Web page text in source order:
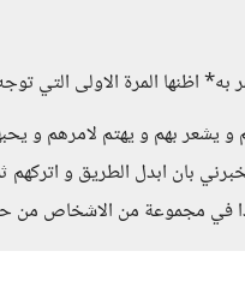
به* اظنها المرة الاولى التي
و يشعر بهم و يهتم لامرهم و
بان ابدل الطريق و اتركهم
في مجموعة من الاشخاص من